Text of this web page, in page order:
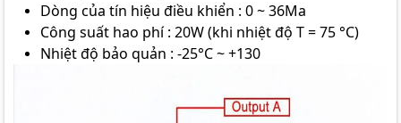
Dòng của tín hiệu điều khiển : 0 ~ 36Ma
Công suất hao phí : 20W (khi nhiệt độ T = 75 °C)
Nhiệt độ bảo quản : -25°C ~ +130